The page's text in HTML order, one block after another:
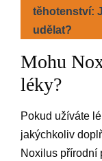
těhotenství:
udělat?
Mohu
léky?
Pokud užíváte
jakýchkoliv
Noxilus přírodní